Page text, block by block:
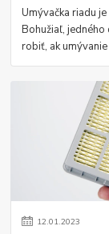
Umývačka riadu
Bohužiaľ,
robiť, ak
12.01.2023